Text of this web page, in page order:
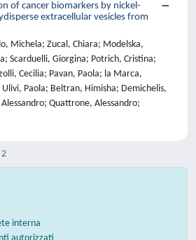
of cancer biomarkers by nickel-
extracellular vesicles from
Michela; Zucal, Chiara; Modelska,
Scarduelli, Giorgina; Potrich, Cristina;
Cecilia; Pavan, Paola; la Marca,
Paola; Beltran, Himisha; Demichelis,
Quattrone, Alessandro;
interna